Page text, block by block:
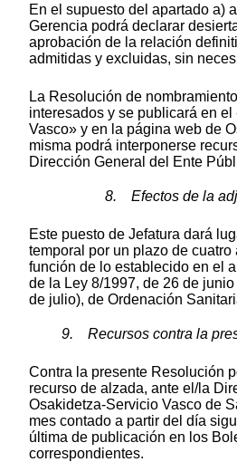
En el supuesto del apartado a)
Gerencia podrá declarar
aprobación de la relación
admitidas y excluidas, sin
La Resolución de
interesados y se publicará en
Vasco» y en la página web de
misma podrá interponerse
Dirección General del Ente
8. Efectos de la
Este puesto de Jefatura dará
temporal por un plazo de cuatro
función de lo establecido en el
de la Ley 8/1997, de 26 de
de julio), de Ordenación
9. Recursos contra la
Contra la presente Resolución
recurso de alzada, ante el/la
Osakidetza-Servicio Vasco de
mes contado a partir del día
última de publicación en los
correspondientes.